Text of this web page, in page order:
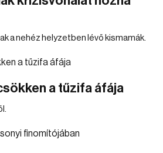
a nehéz helyzetben lévő kismamák.
a tűzifa áfája